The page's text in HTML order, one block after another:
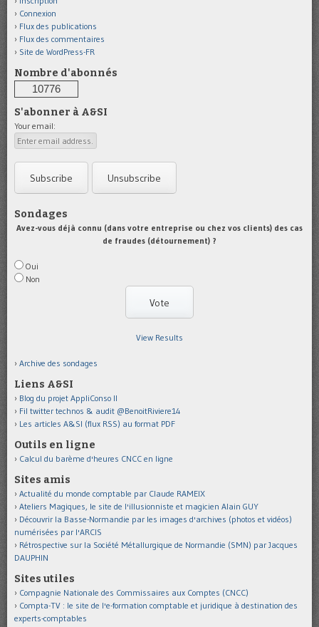
Connexion
Flux des publications
Flux des commentaires
Site de WordPress-FR
Nombre d'abonnés
10776
S'abonner à A&SI
Your email:
Sondages
Avez-vous déjà connu (dans votre entreprise ou chez vos clients) des cas
de fraudes (détournement) ?
Oui
Non
View Results
Archive des sondages
Liens A&SI
Blog du projet AppliConso II
Fil twitter technos & audit @BenoitRiviere14
Les articles A&SI (flux RSS) au format PDF
Outils en ligne
Calcul du barème d'heures CNCC en ligne
Sites amis
Actualité du monde comptable par Claude RAMEIX
Ateliers Magiques, le site de l'illusionniste et magicien Alain GUY
Découvrir la Basse-Normandie par les images d'archives (photos et vidéos)
numérisées par l'ARCIS
Rétrospective sur la Société Métallurgique de Normandie (SMN) par Jacques
DAUPHIN
Sites utiles
Compagnie Nationale des Commissaires aux Comptes (CNCC)
Compta-TV : le site de l'e-formation comptable et juridique à destination des
experts-comptables